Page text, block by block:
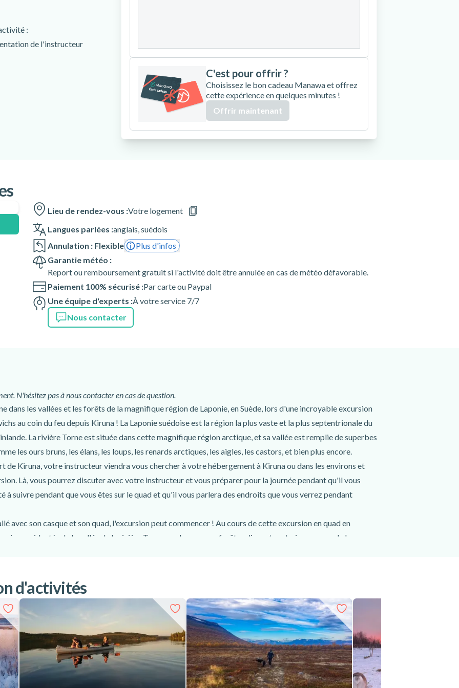
:
de l'instructeur
physique de leur permis
d'un adulte.
pour organiser cette
dépendent des
le contacter après la
d'une heure et d'un lieu
aux conditions
C'est pour offrir ?
Choisissez le bon cadeau Manawa et offrez
cette expérience en quelques minutes !
Offrir maintenant
Lieu de rendez-vous :Votre logement
Langues parlées :anglais,suédois
Annulation : Flexible
Plus d'infos
Garantie météo :
Report ou remboursement gratuit si l'activité doit être annulée en cas de météo défavorable.
Paiement 100% sécurisé :Par carte ou Paypal
Une équipe d'experts :À votre service 7/7
Nous contacter
N'hésitez pas à nous contacter en cas de question.
dans les vallées et les forêts de la magnifique région de Laponie, en Suède, lors d'une incroyable excursion
au coin du feu depuis Kiruna ! La Laponie suédoise est la région la plus vaste et la plus septentrionale du
La rivière Torne est située dans cette magnifique région arctique, et sa vallée est remplie de superbes
les ours bruns, les élans, les loups, les renards arctiques, les aigles, les castors, et bien plus encore.
de Kiruna, votre instructeur viendra vous chercher à votre hébergement à Kiruna ou dans les environs et
Là, vous pourrez discuter avec votre instructeur et vous préparer pour la journée pendant qu'il vous
à suivre pendant que vous êtes sur le quad et qu'il vous parlera des endroits que vous verrez pendant
avec son casque et son quad, l'excursion peut commencer ! Au cours de cette excursion en quad en
accidentés de la vallée de la rivière Torne, explorerez ses forêts adjacentes et, si vous avez de la
en quad au départ de Kiruna est votre permis de conduire (pour les voitures ou les motos), dont
quad, des vêtements confortables adaptés à la météo, des chaussures de sport, de la crème solaire et tout
eau, collations supplémentaires, etc.) pour passer 3 heures incroyables avec votre instructeur, à la
d'adrénaline qui vous fera découvrir les incroyables paysages naturels et la faune du nord de la Suède,
repère principal. Réservez dès aujourd'hui votre circuit en quad avec café et sandwichs au coin du feu en
d'activités